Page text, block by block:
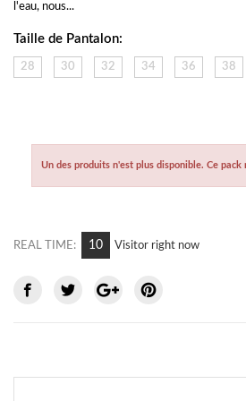
l'eau, nous...
Taille de Pantalon:
28 30 32 34 36 38
Un des produits n'est plus disponible. Ce pack
REAL TIME: 7 Visitor right now